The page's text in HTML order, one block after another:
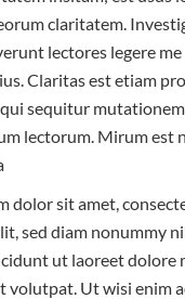
claritatem.
lectores legere
Claritas est etiam
sequitur mutationem
lectorum. Mirum est
dolor sit amet,
sed diam nonummy
ut laoreet dolore
volutpat. Ut wisi enim